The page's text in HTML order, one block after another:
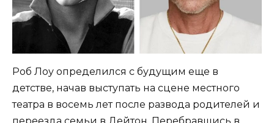
Роб Лоу определился с будущим еще в
детстве, начав выступать на сцене местного
театра в восемь лет после развода родителей и